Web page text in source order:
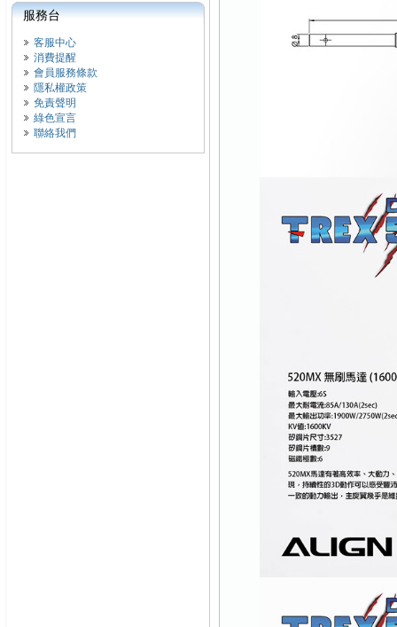
服務台
客服中心
消費提醒
會員服務條款
隱私權政策
免責聲明
綠色宣言
聯絡我們